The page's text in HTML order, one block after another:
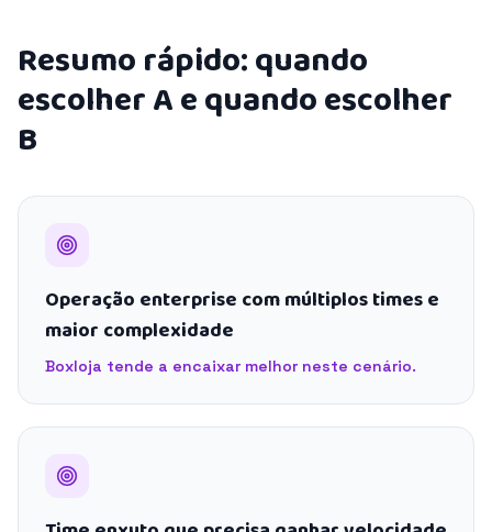
Resumo rápido: quando
escolher A e quando escolher
B
Operação enterprise com múltiplos times e
maior complexidade
Boxloja tende a encaixar melhor neste cenário.